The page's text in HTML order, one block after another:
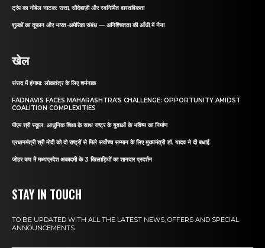
ट्रंप का नोबेल नाटक: सत्ता, सौदेबाज़ी और स्वनिर्मित वास्तविकता
शुल्कों का तूफ़ान और भारत-अमेरिका संबंध — अनिश्चितता की आँधी में नैया
खेल
संसद में हंगामा: लोकतंत्र के लिए शर्मनाक
FADNAVIS FACES MAHARASHTRA’S CHALLENGE: OPPORTUNITY AMIDST
COALITION COMPLEXITIES
पीएम श्री स्कूल: आधुनिक शिक्षा के साथ राष्ट्र के युवाओं के भविष्य का निर्माण
प्रधानमंत्री श्री मोदी को दो राष्ट्रों से मिले सर्वोच्च सम्मान के लिए मुख्यमंत्री डॉ. यादव ने दी बधाई
जोहर कप में मध्यप्रदेश अकादमी के 3 खिलाड़ियों का शानदार प्रदर्शन
STAY IN TOUCH
TO BE UPDATED WITH ALL THE LATEST NEWS, OFFERS AND SPECIAL
ANNOUNCEMENTS.